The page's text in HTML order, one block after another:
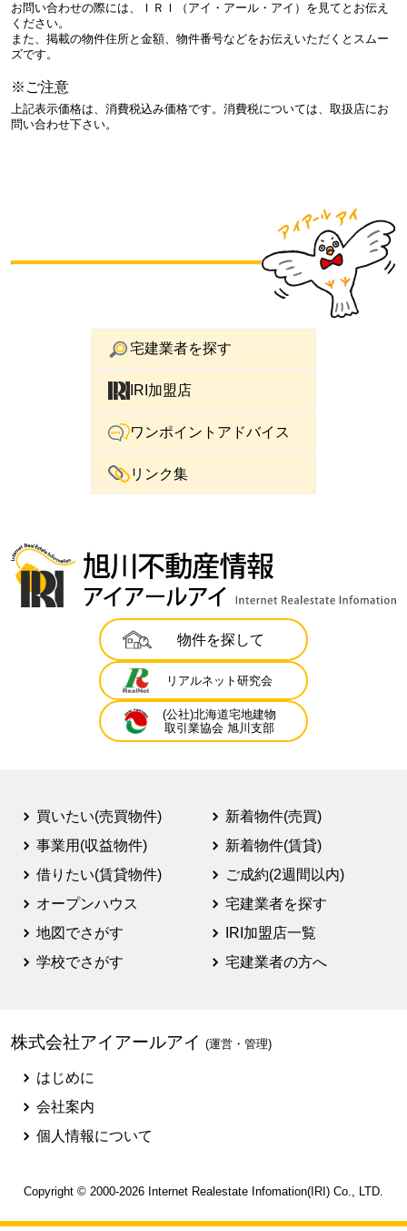
お問い合わせの際には、ＩＲＩ（アイ・アール・アイ）を見てとお伝え
ください。
また、掲載の物件住所と金額、物件番号などをお伝えいただくとスムー
ズです。
※ご注意
上記表示価格は、消費税込み価格です。消費税については、取扱店にお
問い合わせ下さい。
宅建業者を探す
IRI加盟店
ワンポイントアドバイス
リンク集
物件を探して
リアルネット研究会
(公社)北海道宅地建物
取引業協会 旭川支部
買いたい(売買物件)
事業用(収益物件)
借りたい(賃貸物件)
オープンハウス
地図でさがす
学校でさがす
新着物件(売買)
新着物件(賃貸)
ご成約(2週間以内)
宅建業者を探す
IRI加盟店一覧
宅建業者の方へ
株式会社アイアールアイ (運営・管理)
はじめに
会社案内
個人情報について
Copyright © 2000-2026 Internet Realestate Infomation(IRI) Co., LTD.